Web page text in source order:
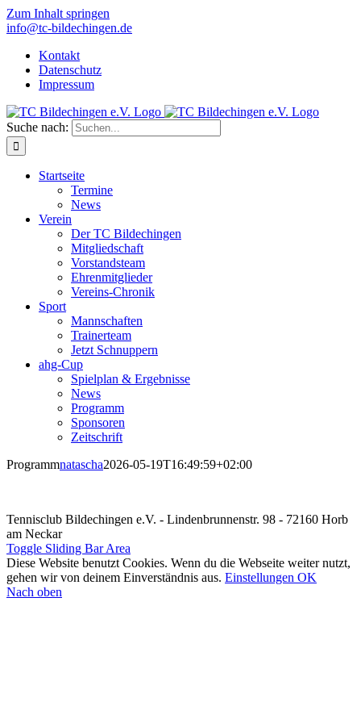
Zum Inhalt springen
info@tc-bildechingen.de
Kontakt
Datenschutz
Impressum
Suche nach:
Startseite
Termine
News
Verein
Der TC Bildechingen
Mitgliedschaft
Vorstandsteam
Ehrenmitglieder
Vereins-Chronik
Sport
Mannschaften
Trainerteam
Jetzt Schnuppern
ahg-Cup
Spielplan & Ergebnisse
News
Programm
Sponsoren
Zeitschrift
Programmnatascha2026-05-19T16:49:59+02:00
Tennisclub Bildechingen e.V. - Lindenbrunnenstr. 98 - 72160 Horb
am Neckar
Toggle Sliding Bar Area
Diese Website benutzt Cookies. Wenn du die Webseite weiter nutzt,
gehen wir von deinem Einverständnis aus. Einstellungen OK
Nach oben